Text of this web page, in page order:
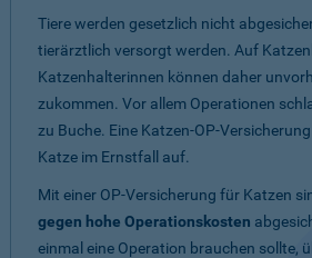
Tiere werden gesetzlich nicht
tierärztlich versorgt werden. Auf
Katzenhalterinnen können daher
zukommen. Vor allem Operationen
zu Buche. Eine Katzen-OP-
Katze im Ernstfall auf.
Mit einer OP-Versicherung für Katzen
gegen hohe Operationskosten
einmal eine Operation brauchen sollte,